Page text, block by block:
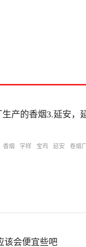
产的香烟3.延安，
香烟 字样 宝鸡 延安 卷烟厂
该会便宜些吧